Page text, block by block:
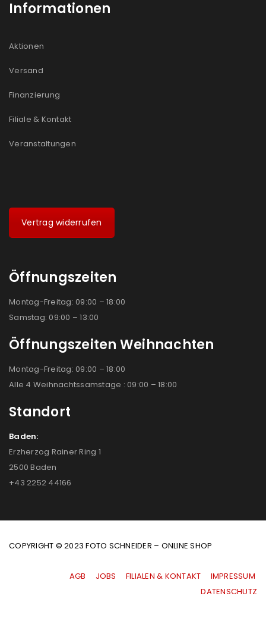
Informationen
Aktionen
Versand
Finanzierung
Filiale & Kontakt
Veranstaltungen
Vertrag widerrufen
Öffnungszeiten
Montag-Freitag: 09:00 – 18:00
Samstag: 09:00 – 13:00
Öffnungszeiten Weihnachten
Montag-Freitag: 09:00 – 18:00
Alle 4 Weihnachtssamstage : 09:00 – 18:00
Standort
Baden:
Erzherzog Rainer Ring 1
2500 Baden
+43 2252 44166
COPYRIGHT © 2023 FOTO SCHNEIDER – ONLINE SHOP
AGB JOBS FILIALEN & KONTAKT
IMPRESSUM
|DATENSCHUTZ